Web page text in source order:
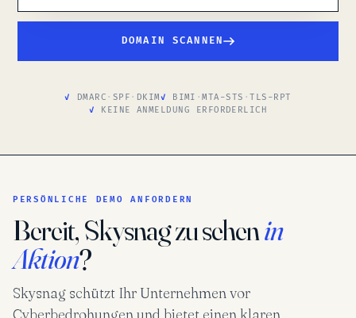
DOMAIN SCANNEN
DMARC · SPF · DKIM BIMI ·MTA-STS ·TLS-RPT
KEINE ANMELDUNG ERFORDERLICH
PERSÖNLICHE DEMO ANFORDERN
Bereit, Skysnag zu sehenin
Aktion?
Skysnag schützt Ihr Unternehmen vor